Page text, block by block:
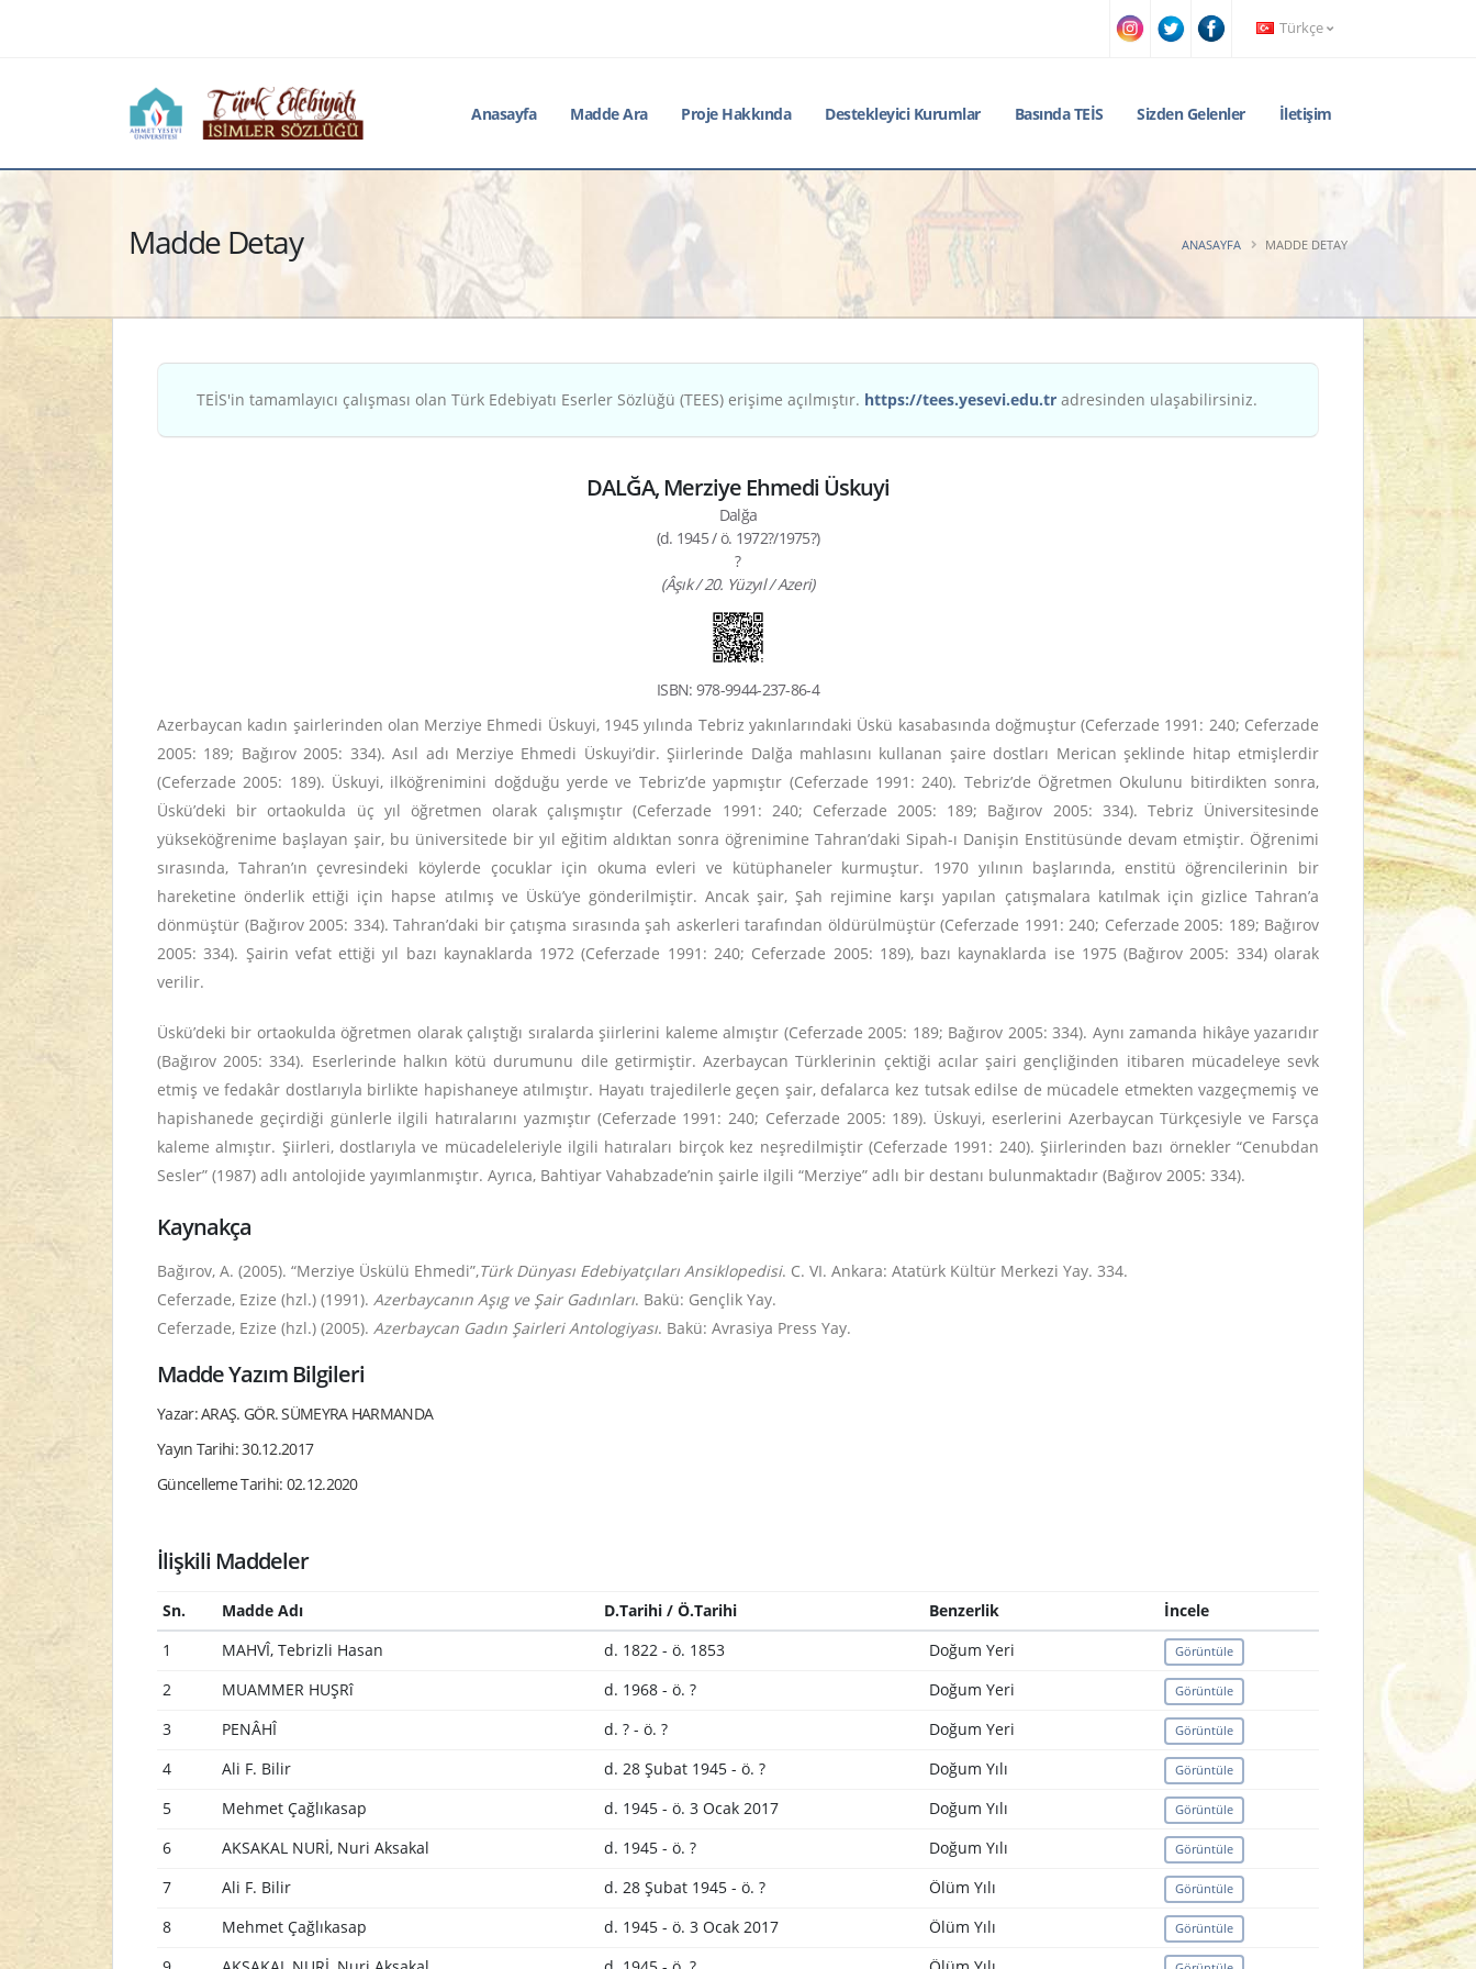
Türkçe
Anasayfa Madde Ara Proje Hakkında Destekleyici Kurumlar Basında TEİS Sizden Gelenler İletişim
Madde Detay ANASAYFA MADDE DETAY
TEİS'in tamamlayıcı çalışması olan Türk Edebiyatı Eserler Sözlüğü (TEES) erişime açılmıştır. https://tees.yesevi.edu.tr adresinden ulaşabilirsiniz.
DALĞA, Merziye Ehmedi Üskuyi
Dalğa
(d. 1945 / ö. 1972?/1975?)
?
(Âşık / 20. Yüzyıl / Azeri)
ISBN: 978-9944-237-86-4
Azerbaycan kadın şairlerinden olan Merziye Ehmedi Üskuyi, 1945 yılında Tebriz yakınlarındaki Üskü kasabasında doğmuştur (Ceferzade 1991: 240; Ceferzade
2005: 189; Bağırov 2005: 334). Asıl adı Merziye Ehmedi Üskuyi’dir. Şiirlerinde Dalğa mahlasını kullanan şaire dostları Merican şeklinde hitap etmişlerdir
(Ceferzade 2005: 189). Üskuyi, ilköğrenimini doğduğu yerde ve Tebriz’de yapmıştır (Ceferzade 1991: 240). Tebriz’de Öğretmen Okulunu bitirdikten sonra,
Üskü’deki bir ortaokulda üç yıl öğretmen olarak çalışmıştır (Ceferzade 1991: 240; Ceferzade 2005: 189; Bağırov 2005: 334). Tebriz Üniversitesinde
yükseköğrenime başlayan şair, bu üniversitede bir yıl eğitim aldıktan sonra öğrenimine Tahran’daki Sipah-ı Danişin Enstitüsünde devam etmiştir. Öğrenimi
sırasında, Tahran’ın çevresindeki köylerde çocuklar için okuma evleri ve kütüphaneler kurmuştur. 1970 yılının başlarında, enstitü öğrencilerinin bir
hareketine önderlik ettiği için hapse atılmış ve Üskü’ye gönderilmiştir. Ancak şair, Şah rejimine karşı yapılan çatışmalara katılmak için gizlice Tahran’a
dönmüştür (Bağırov 2005: 334). Tahran’daki bir çatışma sırasında şah askerleri tarafından öldürülmüştür (Ceferzade 1991: 240; Ceferzade 2005: 189; Bağırov
2005: 334). Şairin vefat ettiği yıl bazı kaynaklarda 1972 (Ceferzade 1991: 240; Ceferzade 2005: 189), bazı kaynaklarda ise 1975 (Bağırov 2005: 334) olarak
verilir.
Üskü’deki bir ortaokulda öğretmen olarak çalıştığı sıralarda şiirlerini kaleme almıştır (Ceferzade 2005: 189; Bağırov 2005: 334). Aynı zamanda hikâye yazarıdır
(Bağırov 2005: 334). Eserlerinde halkın kötü durumunu dile getirmiştir. Azerbaycan Türklerinin çektiği acılar şairi gençliğinden itibaren mücadeleye sevk
etmiş ve fedakâr dostlarıyla birlikte hapishaneye atılmıştır. Hayatı trajedilerle geçen şair, defalarca kez tutsak edilse de mücadele etmekten vazgeçmemiş ve
hapishanede geçirdiği günlerle ilgili hatıralarını yazmıştır (Ceferzade 1991: 240; Ceferzade 2005: 189). Üskuyi, eserlerini Azerbaycan Türkçesiyle ve Farsça
kaleme almıştır. Şiirleri, dostlarıyla ve mücadeleleriyle ilgili hatıraları birçok kez neşredilmiştir (Ceferzade 1991: 240). Şiirlerinden bazı örnekler “Cenubdan
Sesler” (1987) adlı antolojide yayımlanmıştır. Ayrıca, Bahtiyar Vahabzade’nin şairle ilgili “Merziye” adlı bir destanı bulunmaktadır (Bağırov 2005: 334).
Kaynakça
Bağırov, A. (2005). “Merziye Üskülü Ehmedi”,Türk Dünyası Edebiyatçıları Ansiklopedisi. C. VI. Ankara: Atatürk Kültür Merkezi Yay. 334.
Ceferzade, Ezize (hzl.) (1991). Azerbaycanın Aşıg ve Şair Gadınları. Bakü: Gençlik Yay.
Ceferzade, Ezize (hzl.) (2005). Azerbaycan Gadın Şairleri Antologiyası. Bakü: Avrasiya Press Yay.
Madde Yazım Bilgileri
Yazar: ARAŞ. GÖR. SÜMEYRA HARMANDA
Yayın Tarihi: 30.12.2017
Güncelleme Tarihi: 02.12.2020
İlişkili Maddeler
Sn. Madde Adı D.Tarihi / Ö.Tarihi Benzerlik
İncele
1
MAHVÎ, Tebrizli Hasan d. 1822 - ö. 1853 Doğum Yeri Görüntüle
2 MUAMMER HUŞRî d. 1968 - ö. ? Doğum Yeri Görüntüle
3 PENÂHÎ d. ? - ö. ? Doğum Yeri Görüntüle
4 Ali F. Bilir d. 28 Şubat 1945 - ö. ? Doğum Yılı Görüntüle
5 Mehmet Çağlıkasap d. 1945 - ö. 3 Ocak 2017 Doğum Yılı Görüntüle
6 AKSAKAL NURİ, Nuri Aksakal d. 1945 - ö. ? Doğum Yılı Görüntüle
7 Ali F. Bilir d. 28 Şubat 1945 - ö. ? Ölüm Yılı Görüntüle
8 Mehmet Çağlıkasap d. 1945 - ö. 3 Ocak 2017 Ölüm Yılı Görüntüle